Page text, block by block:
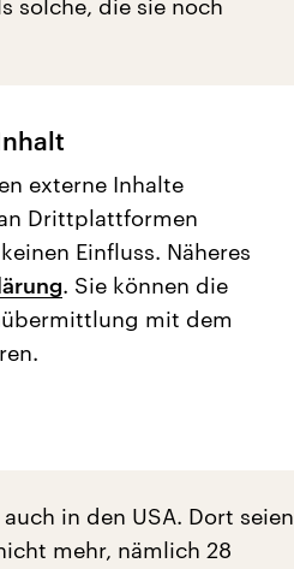
solche, die sie noch
externe Inhalte
Drittplattformen
Einfluss. Näheres
. Sie können die
mit dem
in den USA. Dort seien
mehr, nämlich 28